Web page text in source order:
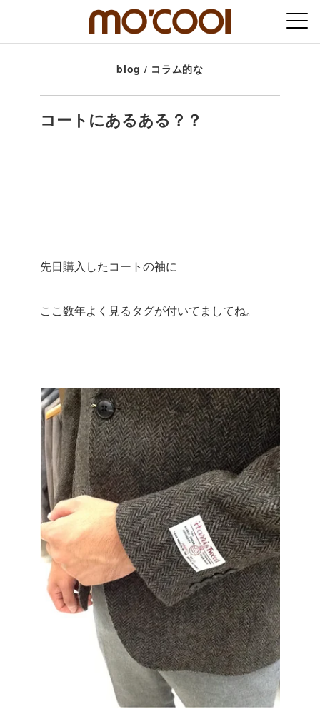
blog / コラム的な
コートにあるある？？
先日購入したコートの袖に
ここ数年よく見るタグが付いてましてね。